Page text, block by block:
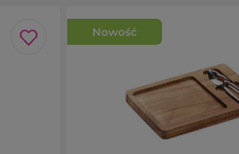
Nowość